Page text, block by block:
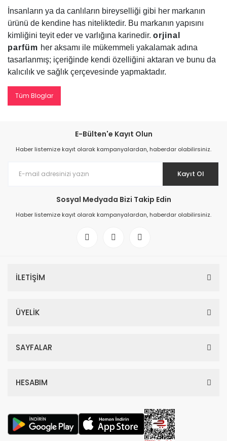
İnsanların ya da canlıların bireyselliği gibi her markanın
ürünü de kendine has niteliktedir. Bu markanın yapısını
kimliğini teyit eder ve varlığına karinedir. orjinal
parfüm her aksamı ile mükemmeli yakalamak adına
tasarlanmış; içeriğinde kendi özelliğini aktaran ve bunu da
kalıcılık ve sağlık çerçevesinde yapmaktadır.
Tüm Bloglar
E-Bülten'e Kayıt Olun
Haber listemize kayıt olarak kampanyalardan, haberdar olabilirsiniz.
Kayıt Ol
Sosyal Medyada Bizi Takip Edin
Haber listemize kayıt olarak kampanyalardan, haberdar olabilirsiniz.
İLETİŞİM
ÜYELİK
SAYFALAR
HESABIM